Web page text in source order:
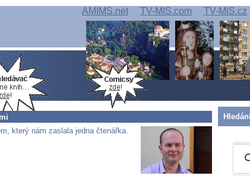
AMIMS.net TV-MIS.com TV-MIS.cz
který nám zaslala jedna čtenářka.